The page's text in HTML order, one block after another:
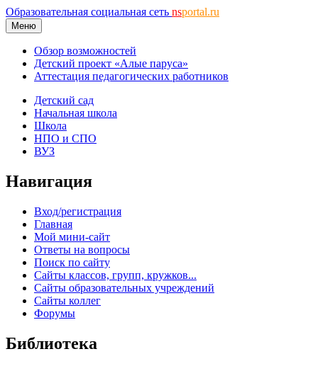
Образовательная социальная сеть nsportal.ru
Меню
Обзор возможностей
Детский проект «Алые паруса»
Аттестация педагогических работников
Детский сад
Начальная школа
Школа
НПО и СПО
ВУЗ
Навигация
Вход/регистрация
Главная
Мой мини-сайт
Ответы на вопросы
Поиск по сайту
Сайты классов, групп, кружков...
Сайты образовательных учреждений
Сайты коллег
Форумы
Библиотека